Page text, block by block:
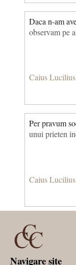
Daca n-am
observam pe
Caius Lucilius
Per pravum
unui prieten
Caius Lucilius
Navigare site